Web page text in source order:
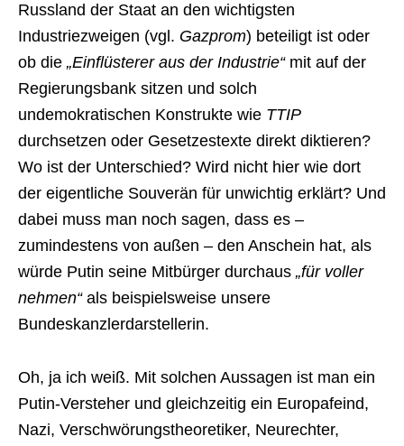
Russland der Staat an den wichtigsten
Industriezweigen (vgl. Gazprom) beteiligt ist oder
ob die „Einflüsterer aus der Industrie“mit auf der
Regierungsbank sitzen und solch
undemokratischen Konstrukte wie TTIP
durchsetzen oder Gesetzestexte direkt diktieren?
Wo ist der Unterschied? Wird nicht hier wie dort
der eigentliche Souverän für unwichtig erklärt? Und
dabei muss man noch sagen, dass es –
zumindestens von außen – den Anschein hat, als
würde Putin seine Mitbürger durchaus „für voller
nehmen“als beispielsweise unsere
Bundeskanzlerdarstellerin.
Oh, ja ich weiß. Mit solchen Aussagen ist man ein
Putin-Versteher und gleichzeitig ein Europafeind,
Nazi, Verschwörungstheoretiker, Neurechter,